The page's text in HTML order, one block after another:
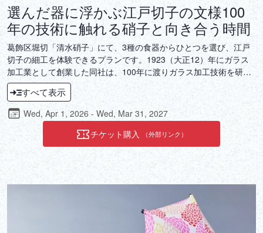
選んだ器に浮かぶ江戸切子の文様100
年の技術に触れる硝子と向き合う時間
葛飾区堀切「清水硝子」にて、3種の食器からひとつを選び、江戸
切子の細工を体験できるプランです。1923（大正12）年にガラス
加工業として創業した同社は、100年に渡りガラス加工技術を研鑽
し続けてきました。その長年の経験を生かした江戸切子は、繊細な
文様が施されたまさに使える芸術品。毎日の食卓を彩る江戸切子作
りを通じ、ぜひ輝きの中に垣間見える歴史を体験して下さい。
すべて表示
Wed, Apr 1, 2026 - Wed, Mar 31, 2027
チケット購入
（外部リンク）